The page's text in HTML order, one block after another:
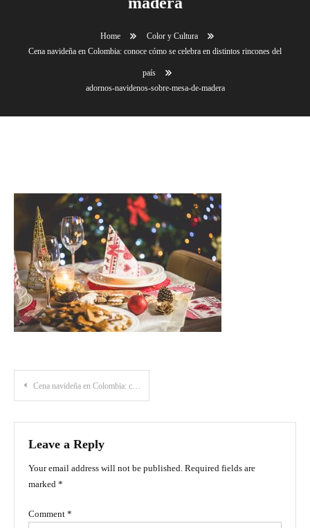
Home
Color y Cultura
Cena navideña en Colombia: conoce cómo se celebra en distintos rincones del
país
adornos-navidenos-sobre-mesa-de-madera
Post
navigation
Cena navideña en Colombia: conoce cómo se celebra en distintos rincones del país
Leave a Reply
Your email address will not be published. Required fields are
marked *
Comment *